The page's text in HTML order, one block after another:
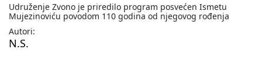
Udruženje Zvono je priredilo program posvećen Ismetu
Mujezinoviću povodom 110 godina od njegovog rođenja
Autori:
N.S.